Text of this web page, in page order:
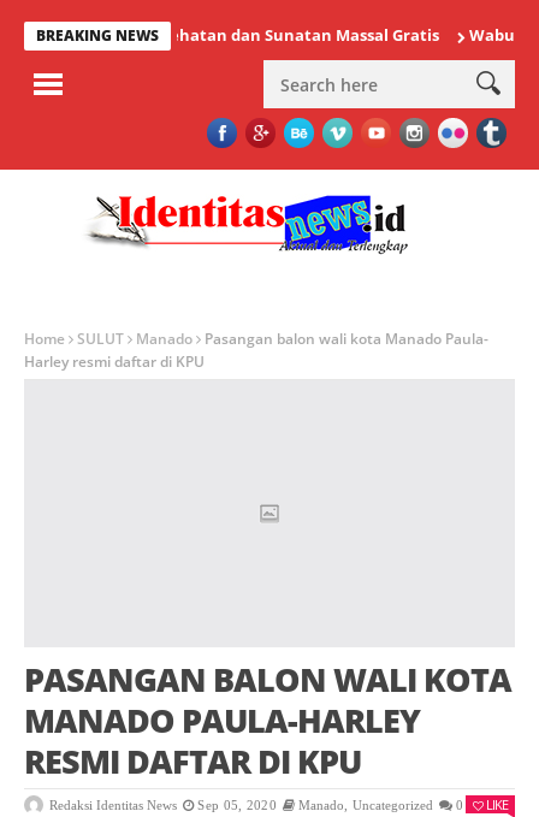
BREAKING NEWS
Kesehatan dan Sunatan Massal Gratis Wabup
Home SULUT Manado
Pasangan balon wali kota Manado Paula-
Harley resmi daftar di KPU
PASANGAN BALON WALI KOTA
MANADO PAULA-HARLEY
RESMI DAFTAR DI KPU
Redaksi Identitas News Sep 05, 2020 Manado Uncategorized 0 LIKE